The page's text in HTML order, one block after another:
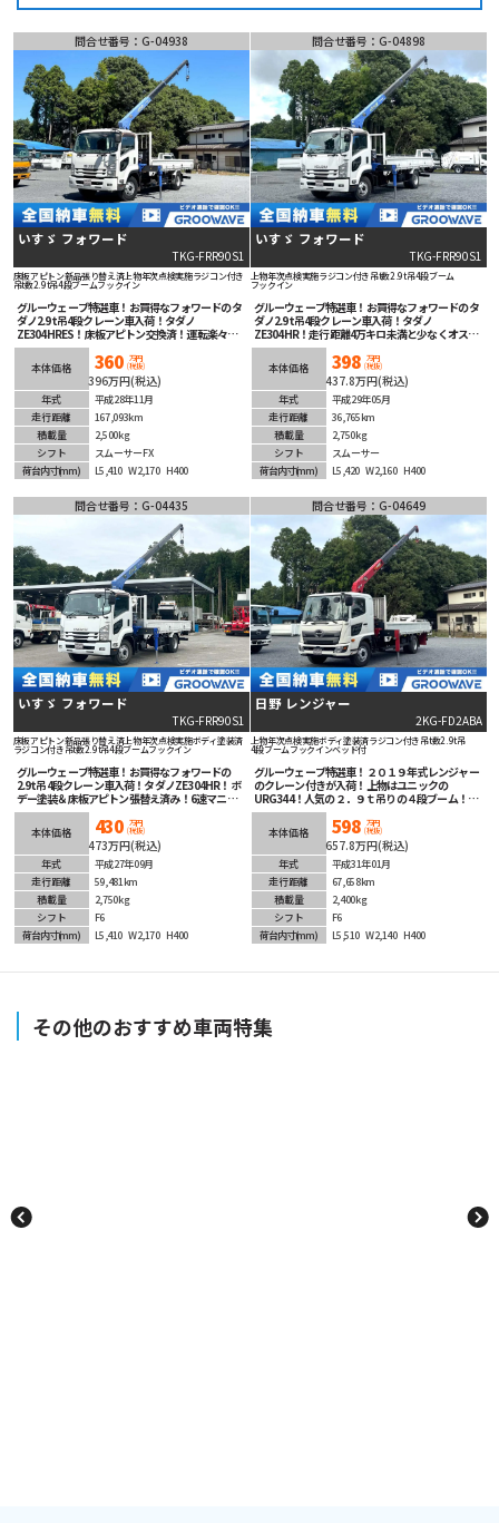
問合せ番号：G-04938
いすゞ フォワード
TKG-FRR90S1
床板アピトン新品張り替え済上物年次点検実施ラジコン付き
吊t数2.9t吊4段ブームフックイン
グルーウェーブ特選車！お買得なフォワードのタ
ダノ2.9t吊4段クレーン車入荷！タダノ
ZE304HRES！床板アピトン交換済！運転楽々ス
ムーサーFX！ETC車載器装備！
本体価格 360 万円
(税抜)
396万円(税込)
年式
平成28年11月
走行距離
167,093km
積載量
2,500kg
シフト
スムーサーFX
荷台内寸(mm) L5,410 W2,170 H400
問合せ番号：G-04898
いすゞ フォワード
TKG-FRR90S1
上物年次点検実施ラジコン付き吊t数2.9t吊4段ブーム
フックイン
グルーウェーブ特選車！お買得なフォワードのタ
ダノ2.9t吊4段クレーン車入荷！タダノ
ZE304HR！走行距離4万キロ未満と少なくオスス
メ！床板仕上げ済み！運転楽々スムーサー！ETC
車載器装備！
本体価格 398 万円
(税抜)
437.8万円(税込)
年式
平成29年05月
走行距離
36,765km
積載量
2,750kg
シフト
スムーサー
荷台内寸(mm) L5,420 W2,160 H400
問合せ番号：G-04435
いすゞ フォワード
TKG-FRR90S1
床板アピトン新品張り替え済上物年次点検実施ボディ塗装済
ラジコン付き吊t数2.9t吊4段ブームフックイン
グルーウェーブ特選車！お買得なフォワードの
2.9t吊4段クレーン車入荷！タダノZE304HR！ボ
デー塗装＆床板アピトン張替え済み！6速マニュ
アル！ETC車載器装着済みでオススメ！
本体価格 430 万円
(税抜)
473万円(税込)
年式
平成27年09月
走行距離
59,481km
積載量
2,750kg
シフト
F6
荷台内寸(mm) L5,410 W2,170 H400
問合せ番号：G-04649
日野 レンジャー
2KG-FD2ABA
上物年次点検実施ボディ塗装済ラジコン付き吊t数2.9t吊
4段ブームフックインベッド付
グルーウェーブ特選車！２０１９年式レンジャー
のクレーン付きが入荷！上物はユニックの
URG344！人気の２．９ｔ吊りの４段ブーム！ク
レーンは年次点検済み！ラジコン付きで嬉しい！
ベッド付きなので旅のお供にしても良し、荷物置
きにしても良しです！低走行なのでまだまだ働き
ますよ！マニュアル６速で臨機応変なアクセルワ
ークが可能！嬉しいドラレコ付き！安全装備充
実！ETC車載器も装着済み！即戦力かつ長くお使
いいただける１台！
本体価格 598 万円
(税抜)
657.8万円(税込)
年式
平成31年01月
走行距離
67,658km
積載量
2,400kg
シフト
F6
荷台内寸(mm) L5,510 W2,140 H400
その他のおすすめ車両特集